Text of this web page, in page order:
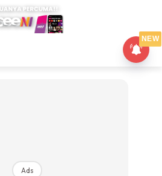
Ads
NEW